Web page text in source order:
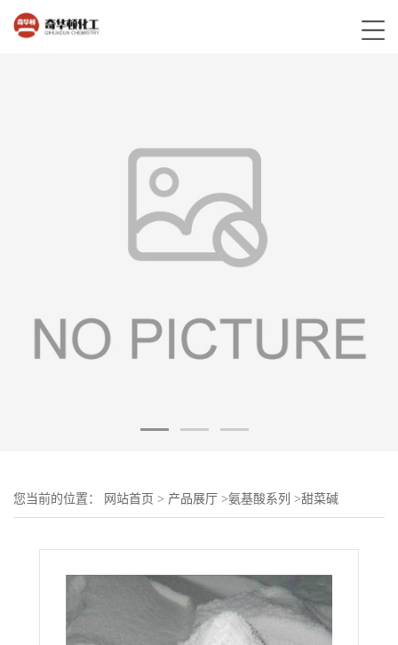
您当前的位置： 网站首页 > 产品展厅 >氨基酸系列 >甜菜碱